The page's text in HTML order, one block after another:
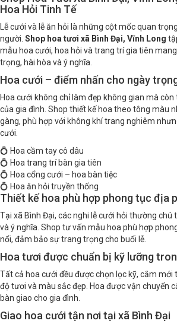
Hoa Hỏi Tinh Tế
Lễ cưới và lễ ăn hỏi là những cột mốc quan
người. Shop hoa tươi xã Bình Đại, Vĩnh Long
mẫu hoa cưới, hoa hỏi và trang trí gia tiên
trọng, hài hòa và ý nghĩa.
Hoa cưới – điểm nhấn cho ngày
Hoa cưới không chỉ làm đẹp không gian mà
của gia đình. Shop thiết kế hoa theo tông màu
gàng, phù hợp với không khí trang nghiêm
cưới.
💍 Hoa cầm tay cô dâu
💍 Hoa trang trí bàn gia tiên
💍 Hoa cổng cưới – hoa bàn tiệc
💍 Hoa ăn hỏi truyền thống
Thiết kế hoa phù hợp phong tục địa
Tại xã Bình Đại, các nghi lễ cưới hỏi thường chú
và ý nghĩa. Shop tư vấn mẫu hoa phù hợp
nổi, đảm bảo sự trang trọng cho buổi lễ.
Hoa tươi được chuẩn bị kỹ lưỡng
Tất cả hoa cưới đều được chọn lọc kỹ, cắm mới
độ tươi và màu sắc đẹp. Hoa được vận chuyển
bàn giao cho gia đình.
Giao hoa cưới tận nơi tại xã Bình Đại